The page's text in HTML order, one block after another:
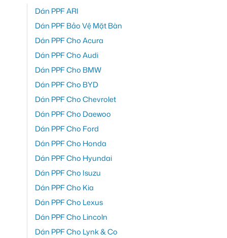
Dán PPF ARI
Dán PPF Bảo Vệ Mặt Bàn
Dán PPF Cho Acura
Dán PPF Cho Audi
Dán PPF Cho BMW
Dán PPF Cho BYD
Dán PPF Cho Chevrolet
Dán PPF Cho Daewoo
Dán PPF Cho Ford
Dán PPF Cho Honda
Dán PPF Cho Hyundai
Dán PPF Cho Isuzu
Dán PPF Cho Kia
Dán PPF Cho Lexus
Dán PPF Cho Lincoln
Dán PPF Cho Lynk & Co